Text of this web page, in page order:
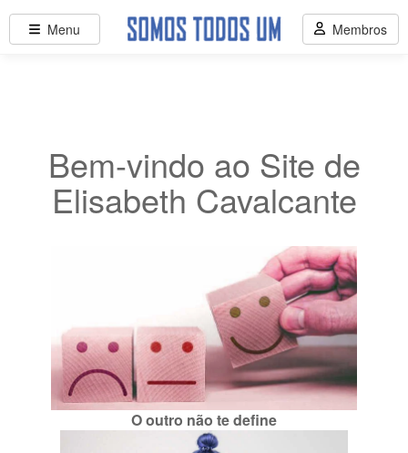
Bem-vindo ao Site de
Elisabeth Cavalcante
O outro não te define
Menu Membros